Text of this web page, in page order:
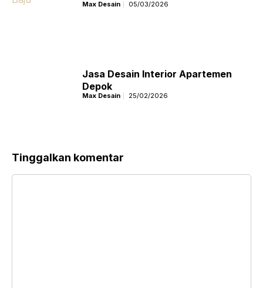
Max Desain 05/03/2026
Jasa Desain Interior Apartemen
Depok
Max Desain 25/02/2026
Tinggalkan komentar